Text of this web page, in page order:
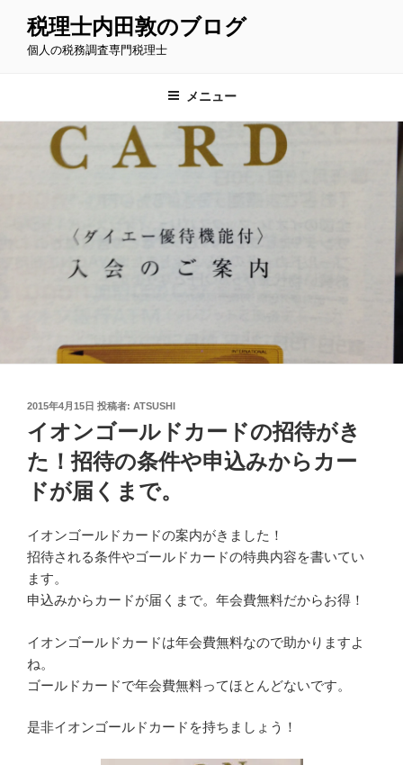
税理士内田敦のブログ
個人の税務調査専門税理士
メニュー
投
日:
2015年4月15日 投稿者: ATSUSHI
イオンゴールドカードの招待がき
た！招待の条件や申込みからカー
ドが届くまで。
イオンゴールドカードの案内がきました！
招待される条件やゴールドカードの特典内容を書いてい
ます。
申込みからカードが届くまで。年会費無料だからお得！
イオンゴールドカードは年会費無料なので助かりますよ
ね。
ゴールドカードで年会費無料ってほとんどないです。
是非イオンゴールドカードを持ちましょう！